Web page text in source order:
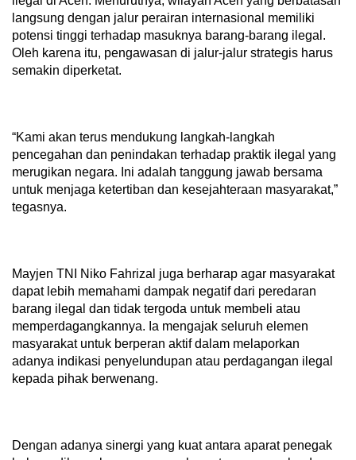
langsung dengan jalur perairan internasional memiliki
potensi tinggi terhadap masuknya barang-barang ilegal.
Oleh karena itu, pengawasan di jalur-jalur strategis harus
semakin diperketat.
“Kami akan terus mendukung langkah-langkah
pencegahan dan penindakan terhadap praktik ilegal yang
merugikan negara. Ini adalah tanggung jawab bersama
untuk menjaga ketertiban dan kesejahteraan masyarakat,”
tegasnya.
Mayjen TNI Niko Fahrizal juga berharap agar masyarakat
dapat lebih memahami dampak negatif dari peredaran
barang ilegal dan tidak tergoda untuk membeli atau
memperdagangkannya. Ia mengajak seluruh elemen
masyarakat untuk berperan aktif dalam melaporkan
adanya indikasi penyelundupan atau perdagangan ilegal
kepada pihak berwenang.
Dengan adanya sinergi yang kuat antara aparat penegak